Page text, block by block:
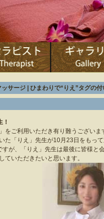
サージ | ひまわりで“りえ”タグの
をご利用いただき有り難うございま
た「りえ」先生が10月23日をもっ
が、「りえ」先生は最後に皆様と
ていただきたいと思います。